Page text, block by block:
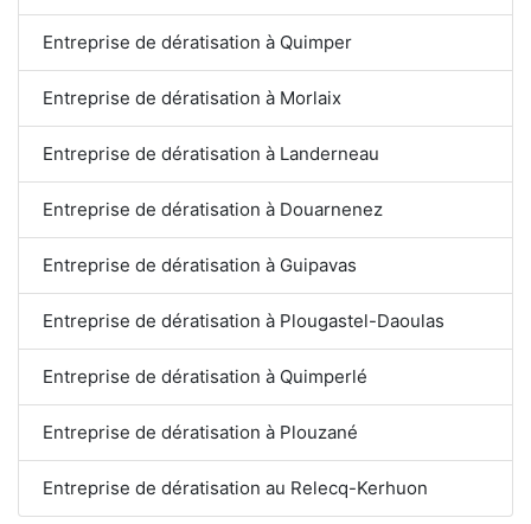
Entreprise de dératisation à Quimper
Entreprise de dératisation à Morlaix
Entreprise de dératisation à Landerneau
Entreprise de dératisation à Douarnenez
Entreprise de dératisation à Guipavas
Entreprise de dératisation à Plougastel-Daoulas
Entreprise de dératisation à Quimperlé
Entreprise de dératisation à Plouzané
Entreprise de dératisation au Relecq-Kerhuon